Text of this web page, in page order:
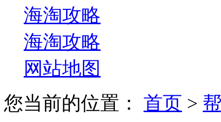
海淘攻略
海淘攻略
网站地图
您当前的位置： 首页 >